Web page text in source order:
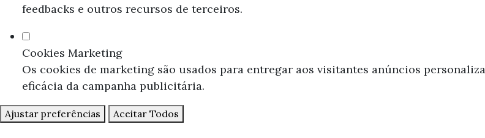
feedbacks e outros recursos de terceiros.
Cookies Marketing
Os cookies de marketing são usados para entregar aos visitantes anúncios
eficácia da campanha publicitária.
Ajustar preferências Aceitar Todos